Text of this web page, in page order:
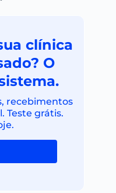
clínica
O
recebimentos
Teste grátis.